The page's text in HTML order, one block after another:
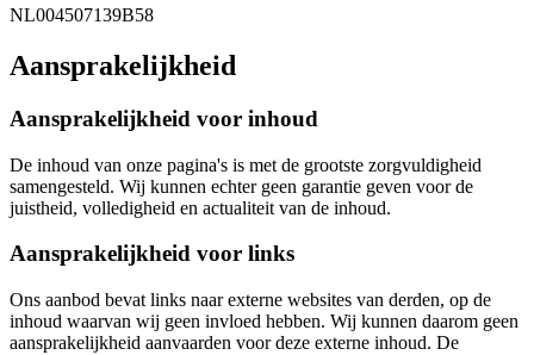
NL004507139B58
Aansprakelijkheid
Aansprakelijkheid voor inhoud
De inhoud van onze pagina's is met de grootste zorgvuldigheid
samengesteld. Wij kunnen echter geen garantie geven voor de
juistheid, volledigheid en actualiteit van de inhoud.
Aansprakelijkheid voor links
Ons aanbod bevat links naar externe websites van derden, op de
inhoud waarvan wij geen invloed hebben. Wij kunnen daarom geen
aansprakelijkheid aanvaarden voor deze externe inhoud. De